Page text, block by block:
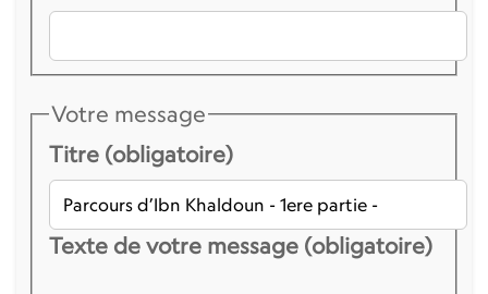
Votre message
Titre (obligatoire)
Texte de votre message (obligatoire)